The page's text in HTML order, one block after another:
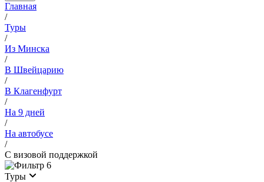
Главная
/
Туры
/
Из Минска
/
В Швейцарию
/
В Клагенфурт
/
На 9 дней
/
На автобусе
/
С визовой поддержкой
6
Туры